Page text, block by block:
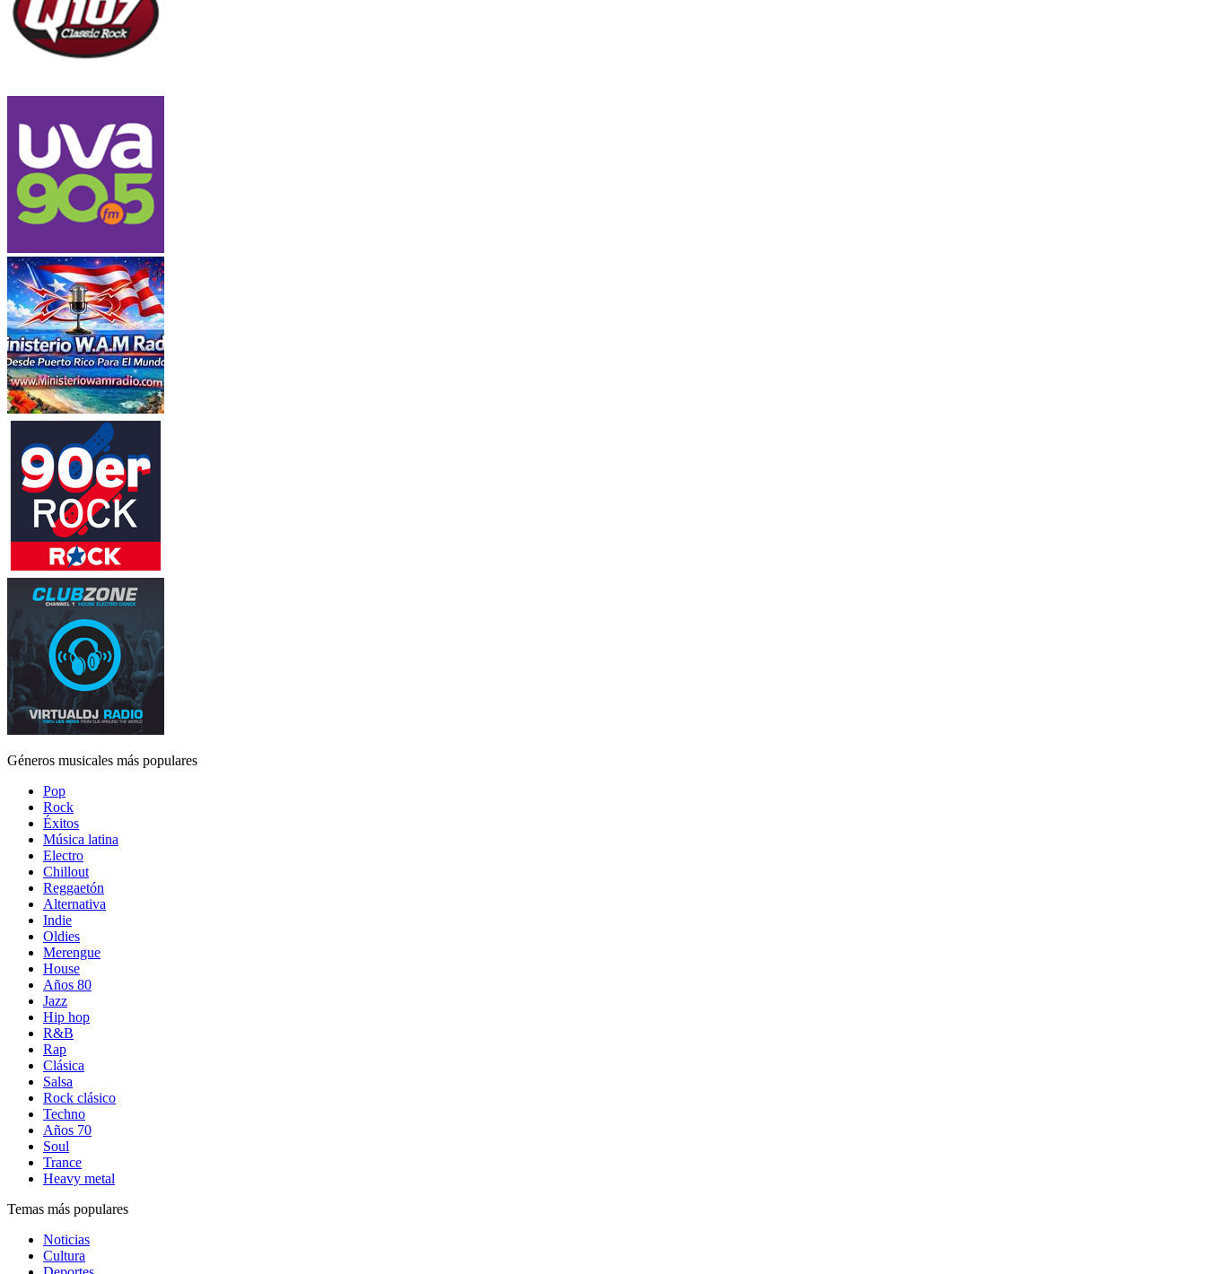
Géneros musicales más populares
Pop
Rock
Éxitos
Música latina
Electro
Chillout
Reggaetón
Alternativa
Indie
Oldies
Merengue
House
Años 80
Jazz
Hip hop
R&B
Rap
Clásica
Salsa
Rock clásico
Techno
Años 70
Soul
Trance
Heavy metal
Temas más populares
Noticias
Cultura